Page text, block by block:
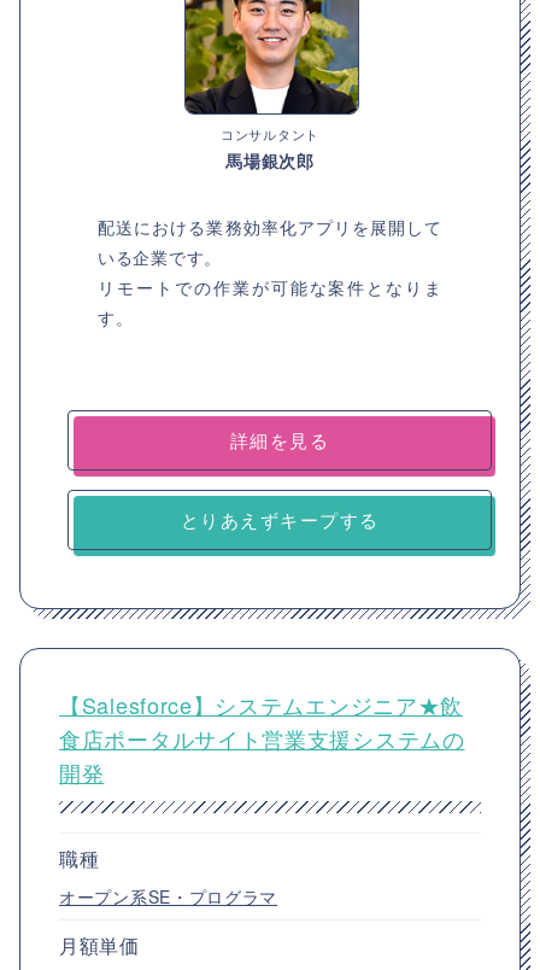
コンサルタント
馬場銀次郎
配送における業務効率化アプリを展開して
いる企業です。
リモートでの作業が可能な案件となりま
す。
詳細を見る
とりあえずキープする
【Salesforce】システムエンジニア★飲
食店ポータルサイト営業支援システムの
開発
職種
オープン系SE・プログラマ
月額単価